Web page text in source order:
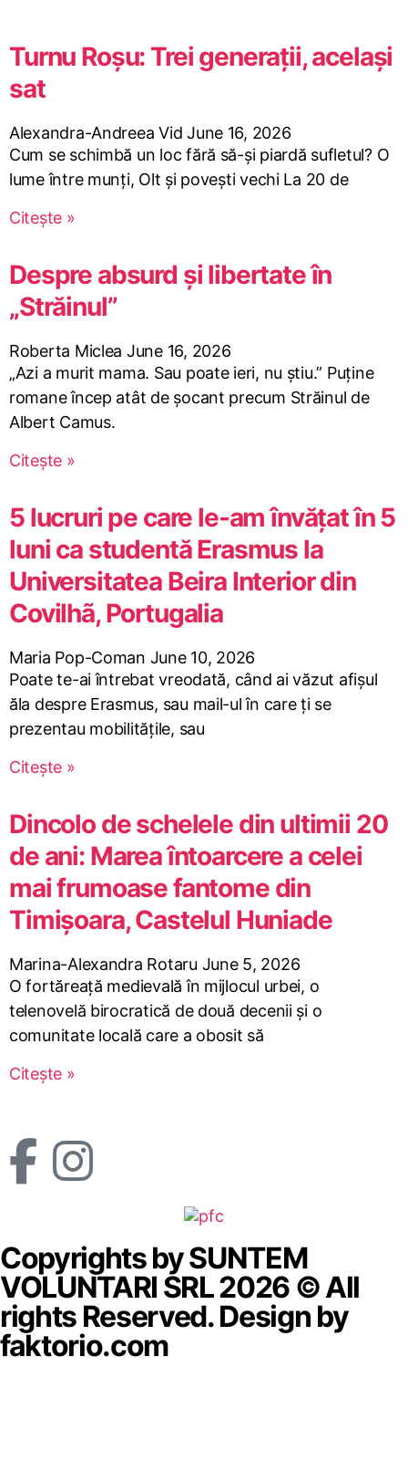
Turnu Roșu: Trei generații, același
sat
Alexandra-Andreea VidJune 16, 2026
Cum se schimbă un loc fără să-și piardă sufletul? O
lume între munți, Olt și povești vechi La 20 de
Citește »
Despre absurd și libertate în
„Străinul”
Roberta Miclea June 16, 2026
„Azi a murit mama. Sau poate ieri, nu știu.” Puține
romane încep atât de șocant precum Străinul de
Albert Camus.
Citește »
5 lucruri pe care le-am învățat în 5
luni ca studentă Erasmus la
Universitatea Beira Interior din
Covilhã, Portugalia
Maria Pop-Coman June 10, 2026
Poate te-ai întrebat vreodată, când ai văzut afișul
ăla despre Erasmus, sau mail-ul în care ți se
prezentau mobilitățile, sau
Citește »
Dincolo de schelele din ultimii 20
de ani: Marea întoarcere a celei
mai frumoase fantome din
Timișoara, Castelul Huniade
Marina-Alexandra Rotaru June 5, 2026
O fortăreață medievală în mijlocul urbei, o
telenovelă birocratică de două decenii și o
comunitate locală care a obosit să
Citește »
Copyrights by SUNTEM
VOLUNTARI SRL 2026 © All
rights Reserved. Design by
faktorio.com